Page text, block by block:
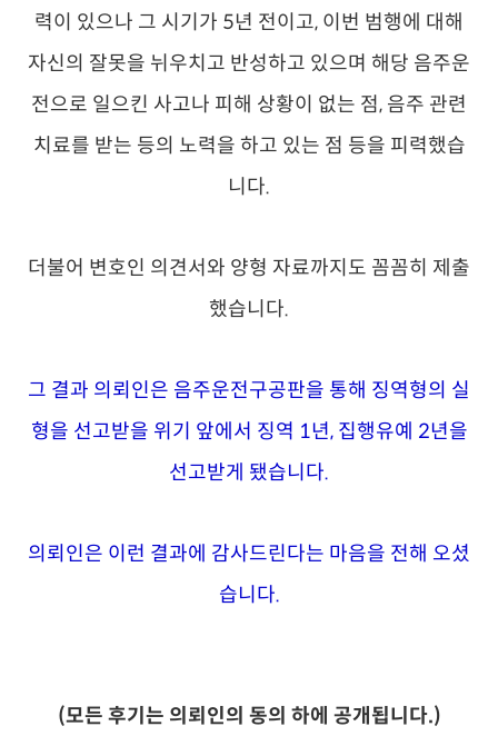
력이 있으나 그 시기가 5년 전이고, 이번 범행에 대해
자신의 잘못을 뉘우치고 반성하고 있으며 해당 음주운
전으로 일으킨 사고나 피해 상황이 없는 점, 음주 관련
치료를 받는 등의 노력을 하고 있는 점 등을 피력했습
니다.
더불어 변호인 의견서와 양형 자료까지도 꼼꼼히 제출
했습니다.
그 결과 의뢰인은 음주운전구공판을 통해 징역형의 실
형을 선고받을 위기 앞에서 징역 1년, 집행유예 2년을
선고받게 됐습니다.
의뢰인은 이런 결과에 감사드린다는 마음을 전해 오셨
습니다.
(모든 후기는 의뢰인의 동의 하에 공개됩니다.)